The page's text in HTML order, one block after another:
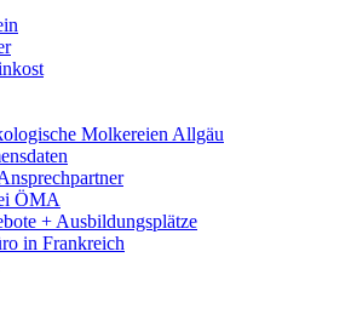
Molkereien Allgäu
ÖMA
+ Ausbildungsplätze
in Frankreich